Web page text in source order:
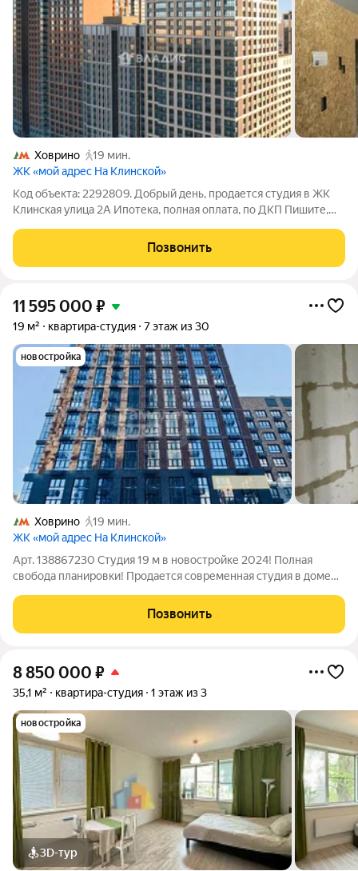
Ховрино
19 мин.
ЖК «мой адрес На Клинской»
Код объекта: 2292809. Добрый день, продается студия в ЖК
Клинская улица 2А Ипотека, полная оплата, по ДКП Пишите,
Позвонить
11 595 000 ₽
19 м² квартира-студия 7 этаж из 30
новостройка
Ховрино
19 мин.
ЖК «мой адрес На Клинской»
Арт. 138867230 Студия 19 м в новостройке 2024! Полная
свобода планировки! Продается современная студия в доме
лист. Вы получаете уникальную возможность создать
интерьер, о котором мечтаете, без
Позвонить
8 850 000 ₽
35,1 м² квартира-студия 1 этаж из 3
новостройка
3D-тур